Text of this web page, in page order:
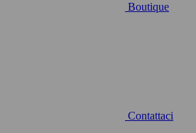
Boutique
Contattaci